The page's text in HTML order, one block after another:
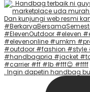
. Ingin dapetin handbag